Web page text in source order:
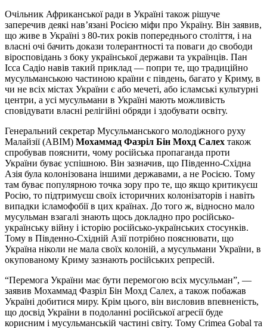
Очільник Африканської ради в Україні також рішуче
заперечив деякі нав’язані Росією міфи про Україну. Він заявив,
що живе в Україні з 80-тих років попереднього століття, і на
власні очі бачить докази толерантності та поваги до свободи
віросповідань з боку української держави та українців. Пан
Ісса Садіо навів такий приклад — попри те, що традиційно
мусульманською частиною країни є південь, багато у Криму, в
чи не всіх містах України є або мечеті, або ісламські культурні
центри, а усі мусульмани в Україні мають можливість
сповідувати власні релігійні обряди і здобувати освіту.
Генеральний секретар Мусульманського молодіжного руху
Малайзії (ABIM) Мохаммад Фазріл Бін Мохд Салех також
спробував пояснити, чому російська пропаганда проти
України буває успішною. Він зазначив, що Південно-Східна
Азія була колонізована іншими державами, а не Росією. Тому
там буває популярною точка зору про те, що якщо критикуєш
Росію, то підтримуєш своїх історичних колонізаторів і навіть
випадки ісламофобії в цих країнах. До того ж, відносно мало
мусульман взагалі знають щось докладно про російсько-
українську війну і історію російсько-українських стосунків.
Тому в Південно-Східній Азії потрібно пояснювати, що
Україна ніколи не мала своїх колоній, а мусульмани України, в
окупованому Криму зазнають російських репресій.
“Перемога України має бути перемогою всіх мусульман”, —
заявив Мохаммад Фазріл Бін Мохд Салех, а також побажав
Україні добитися миру. Крім цього, він висловив впевненість,
що досвід України в подоланні російської агресії буде
корисним і мусульманській частині світу. Тому Crimea Gobal та